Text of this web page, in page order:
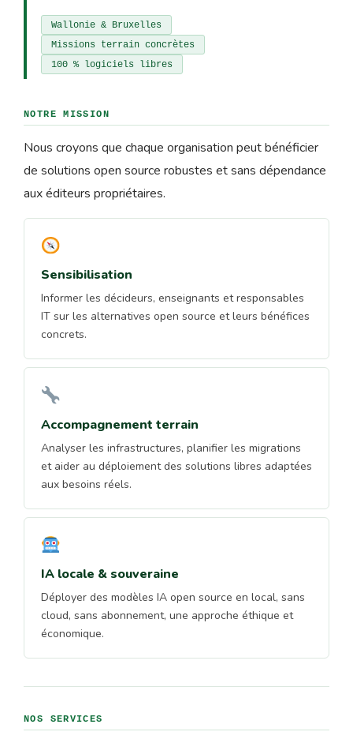
Wallonie & Bruxelles
Missions terrain concrètes
100 % logiciels libres
NOTRE MISSION
Nous croyons que chaque organisation peut bénéficier
de solutions open source robustes et sans dépendance
aux éditeurs propriétaires.
Sensibilisation
Informer les décideurs, enseignants et responsables
IT sur les alternatives open source et leurs bénéfices
concrets.
Accompagnement terrain
Analyser les infrastructures, planifier les migrations
et aider au déploiement des solutions libres adaptées
aux besoins réels.
IA locale & souveraine
Déployer des modèles IA open source en local, sans
cloud, sans abonnement, une approche éthique et
économique.
NOS SERVICES